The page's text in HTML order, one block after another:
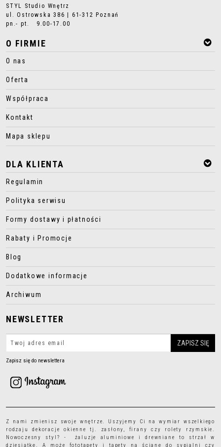
STYL Studio Wnętrz
ul. Ostrowska 386 | 61-312 Poznań
pn.- pt. 9.00-17.00
O FIRMIE
O nas
Oferta
Współpraca
Kontakt
Mapa sklepu
DLA KLIENTA
Regulamin
Polityka serwisu
Formy dostawy i płatności
Rabaty i Promocje
Blog
Dodatkowe informacje
Archiwum
NEWSLETTER
Zapisz się do newslettera
Z nami zmienisz swoje wnętrze. Uszyjemy Ci na wymiar wszelkiego
rodzajudekoracje okienne tj. zasłony, firany czy rolety rzymskie.
Nowoczesny styl? - żaluzje aluminiowe i drewniane to strzał w
dziesiątkę. A może fototapety i tapety na ścianę do sypialni czy